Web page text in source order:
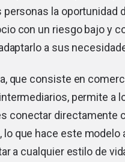
personas la oportunidad
con un riesgo bajo y
a sus
que consiste en
permite a
conectar directamente
lo que hace este modelo
a cualquier estilo de